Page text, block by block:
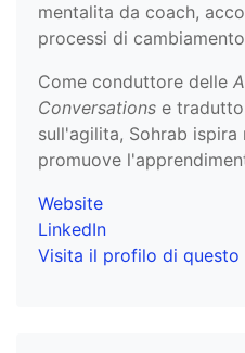
mentalita da coach,
processi di
Come conduttore delle
Conversations e
sull'agilita, Sohrab
promuove
Website
LinkedIn
Visita il profilo di questo